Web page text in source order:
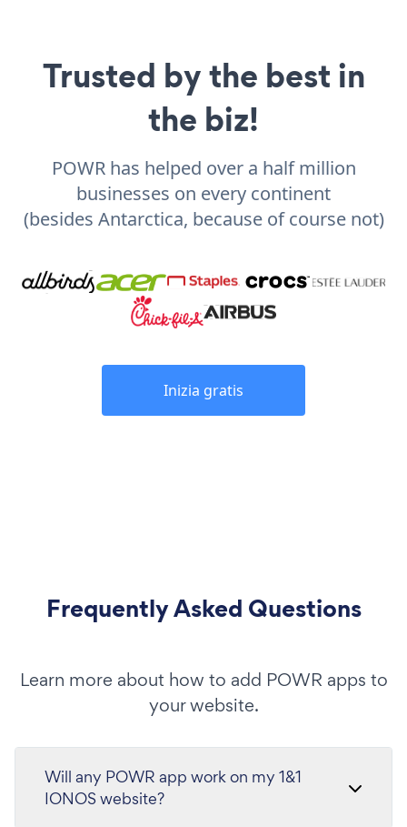
Trusted by the best in
the biz!
POWR has helped over a half million
businesses on every continent
(besides Antarctica, because of course not)
Inizia gratis
Frequently Asked Questions
Learn more about how to add POWR apps to
your website.
Will any POWR app work on my 1&1
IONOS website?